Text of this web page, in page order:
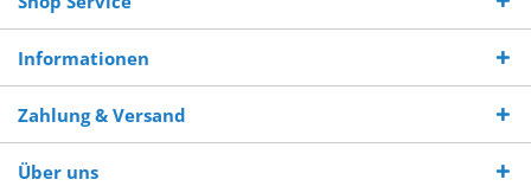
Informationen
Zahlung & Versand
Über uns